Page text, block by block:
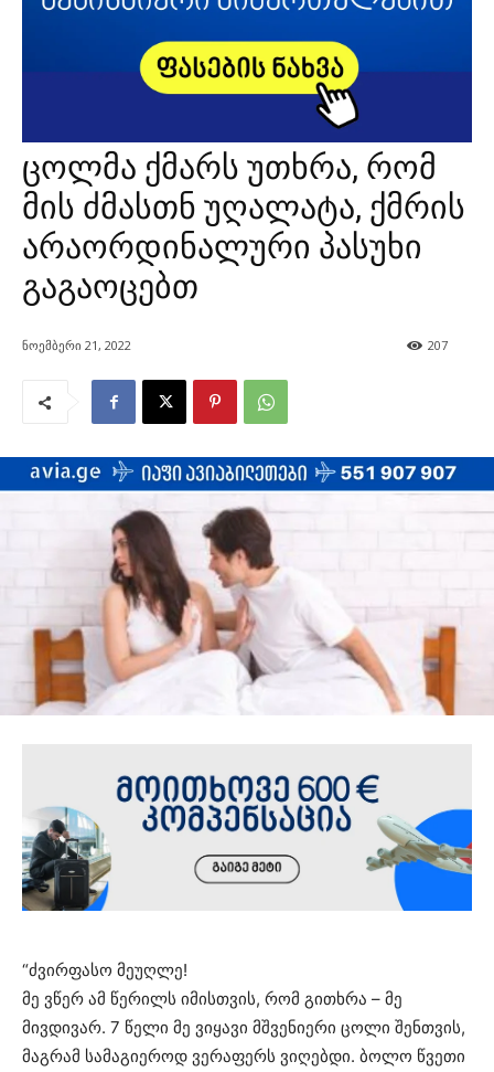
ცოლმა ქმარს უთხრა, რომ
მის ძმასთნ უღალატა, ქმრის
არაორდინალური პასუხი
გაგაოცებთ
ნოემბერი 21, 2022 207
“ძვირფასო მეუღლე!
მე ვწერ ამ წერილს იმისთვის, რომ გითხრა – მე
მივდივარ. 7 წელი მე ვიყავი მშვენიერი ცოლი შენთვის,
მაგრამ სამაგიეროდ ვერაფერს ვიღებდი. ბოლო წვეთი